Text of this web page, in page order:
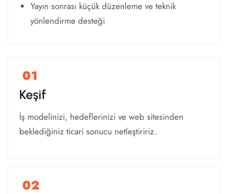
Yayın sonrası küçük düzenleme ve teknik
yönlendirme desteği
Keşif
İş modelinizi, hedeflerinizi ve web sitesinden
beklediğiniz ticari sonucu netleştiririz.